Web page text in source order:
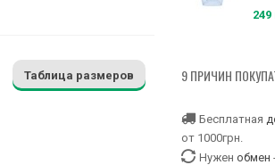
Таблица размеров
249
9 ПРИЧИН
Бесплатная
от 1000грн.
Нужен обмен